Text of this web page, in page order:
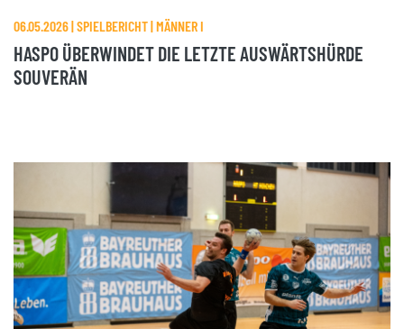
06.05.2026 | SPIELBERICHT | MÄNNER I
HASPO ÜBERWINDET DIE LETZTE AUSWÄRTSHÜRDE
SOUVERÄN